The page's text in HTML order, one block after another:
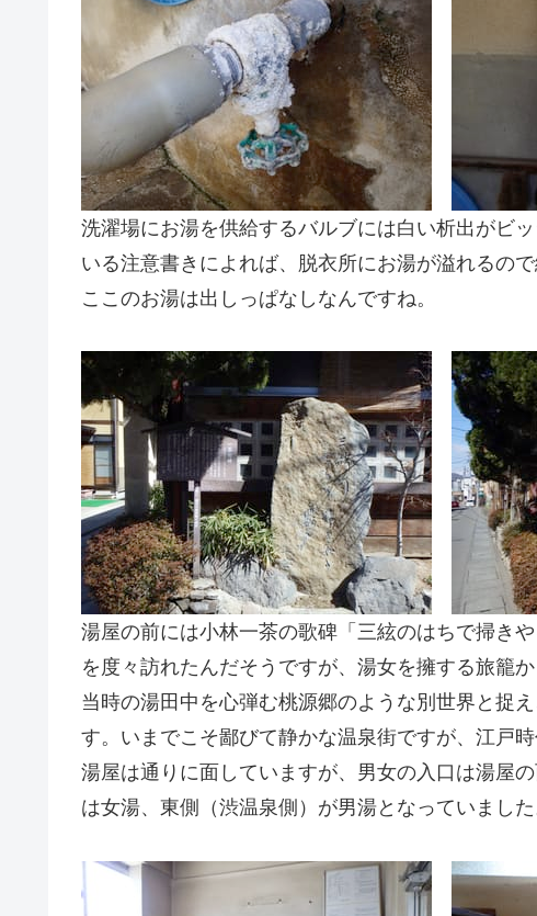
洗濯場にお湯を供給するバルブには白い析出がビ
いる注意書きによれば、脱衣所にお湯が溢れるの
ここのお湯は出しっぱなしなんですね。
湯屋の前には小林一茶の歌碑「三絃のはちで掃き
を度々訪れたんだそうですが、湯女を擁する旅籠
当時の湯田中を心弾む桃源郷のような別世界と捉
す。いまでこそ鄙びて静かな温泉街ですが、江戸
湯屋は通りに面していますが、男女の入口は湯屋
は女湯、東側（渋温泉側）が男湯となっていました